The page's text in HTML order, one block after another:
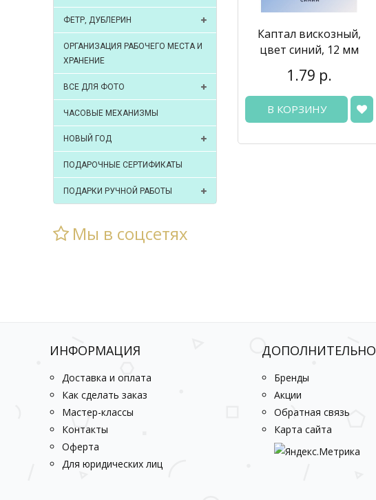
ФЕТР, ДУБЛЕРИН
ОРГАНИЗАЦИЯ РАБОЧЕГО МЕСТА И
ХРАНЕНИЕ
ВСЕ ДЛЯ ФОТО
ЧАСОВЫЕ МЕХАНИЗМЫ
НОВЫЙ ГОД
ПОДАРОЧНЫЕ СЕРТИФИКАТЫ
ПОДАРКИ РУЧНОЙ РАБОТЫ
Мы в соцсетях
Каптал вискозный,
цвет синий, 12 мм
1.79 р.
В КОРЗИНУ
ИНФОРМАЦИЯ
Доставка и оплата
Как сделать заказ
Мастер-классы
Контакты
Оферта
Для юридических лиц
ДОПОЛНИТЕЛЬНО
Бренды
Акции
Обратная связь
Карта сайта